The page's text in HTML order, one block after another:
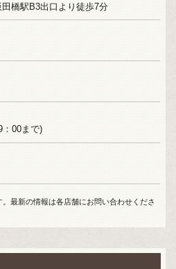
橋駅B3出口より徒歩7分
：00まで)
最新の情報は各店舗にお問い合わせくださ